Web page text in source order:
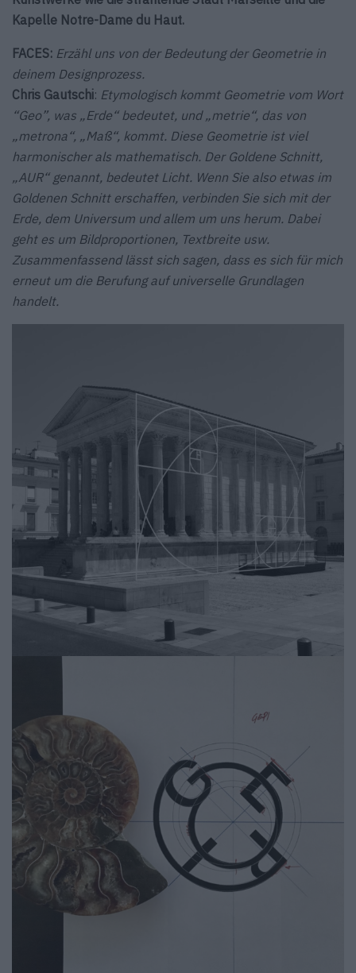
Kapelle Notre-Dame du Haut.
FACES: Erzähl uns von der Bedeutung der Geometrie in
deinem Designprozess.
Chris Gautschi: Etymologisch kommt Geometrie vom Wort
“Geo”, was „Erde“ bedeutet, und „metrie“, das von
„metrona“, „Maß“, kommt. Diese Geometrie ist viel
harmonischer als mathematisch. Der Goldene Schnitt,
„AUR“ genannt, bedeutet Licht. Wenn Sie also etwas im
Goldenen Schnitt erschaffen, verbinden Sie sich mit der
Erde, dem Universum und allem um uns herum. Dabei
geht es um Bildproportionen, Textbreite usw.
Zusammenfassend lässt sich sagen, dass es sich für mich
erneut um die Berufung auf universelle Grundlagen
handelt.